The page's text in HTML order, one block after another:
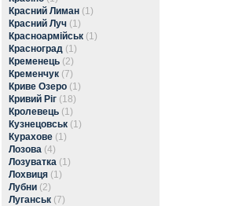
Красний Лиман (1)
Красний Луч (1)
Красноармійськ (1)
Красноград (1)
Кременець (2)
Кременчук (7)
Криве Озеро (1)
Кривий Ріг (18)
Кролевець (1)
Кузнецовськ (1)
Курахове (1)
Лозова (4)
Лозуватка (1)
Лохвиця (1)
Лубни (2)
Луганськ (7)